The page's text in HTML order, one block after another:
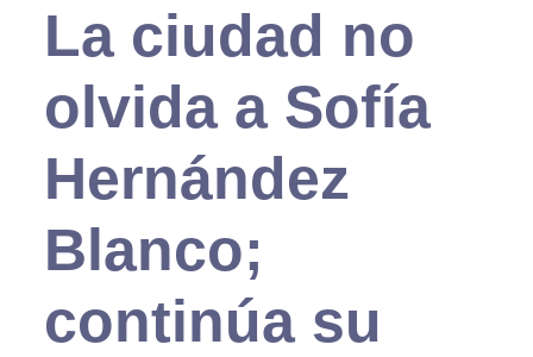
La ciudad no
olvida a Sofía
Hernández
Blanco;
continúa su